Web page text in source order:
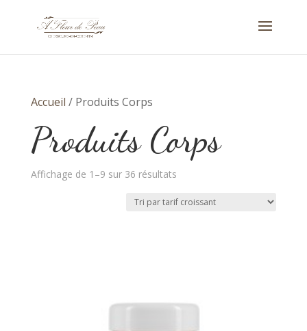
Accueil / Produits Corps
Produits Corps
Affichage de 1–9 sur 36 résultatsTrié